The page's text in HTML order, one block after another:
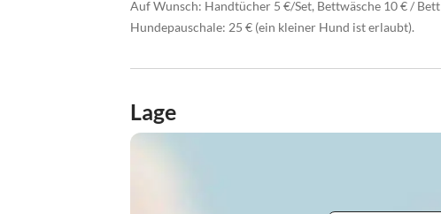
Auf Wunsch: Handtücher 5 €/Set, Bettwäsche 10 € / Bett
Hundepauschale: 25 € (ein kleiner Hund ist erlaubt).
Lage